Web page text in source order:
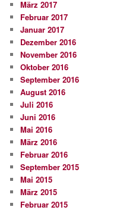
März 2017
Februar 2017
Januar 2017
Dezember 2016
November 2016
Oktober 2016
September 2016
August 2016
Juli 2016
Juni 2016
Mai 2016
März 2016
Februar 2016
September 2015
Mai 2015
März 2015
Februar 2015